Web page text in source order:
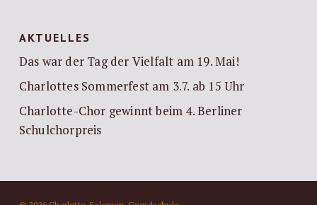
AKTUELLES
Das war der Tag der Vielfalt am 19. Mai!
Charlottes Sommerfest am 3.7. ab 15 Uhr
Charlotte-Chor gewinnt beim 4. Berliner
Schulchorpreis